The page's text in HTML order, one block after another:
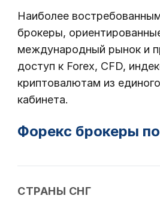
Наиболее
брокеры,
международный рынок и
доступ к Forex, CFD,
криптовалютам из
кабинета.
Форекс брокеры
СТРАНЫ СНГ